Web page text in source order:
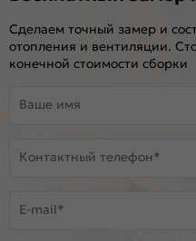
Сделаем точный замер и
отопления и вентиляции.
конечной стоимости сборки
Ваше имя
Контактный телефон*
E-mail*